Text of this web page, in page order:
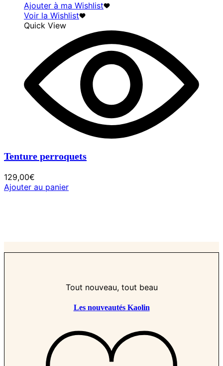
Ajouter à ma Wishlist
Voir la Wishlist
Quick View
Tenture perroquets
129,00€
Ajouter au panier
Tout nouveau, tout beau
Les nouveautés Kaolin